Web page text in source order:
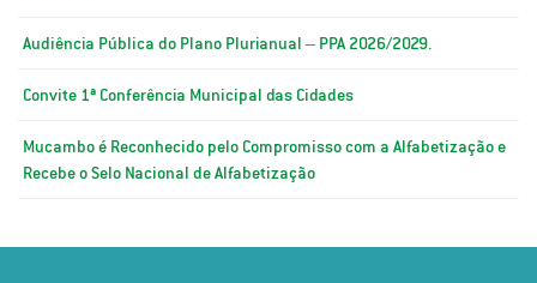
Audiência Pública do Plano Plurianual – PPA 2026/2029.
Convite 1ª Conferência Municipal das Cidades
Mucambo é Reconhecido pelo Compromisso com a Alfabetização e
Recebe o Selo Nacional de Alfabetização